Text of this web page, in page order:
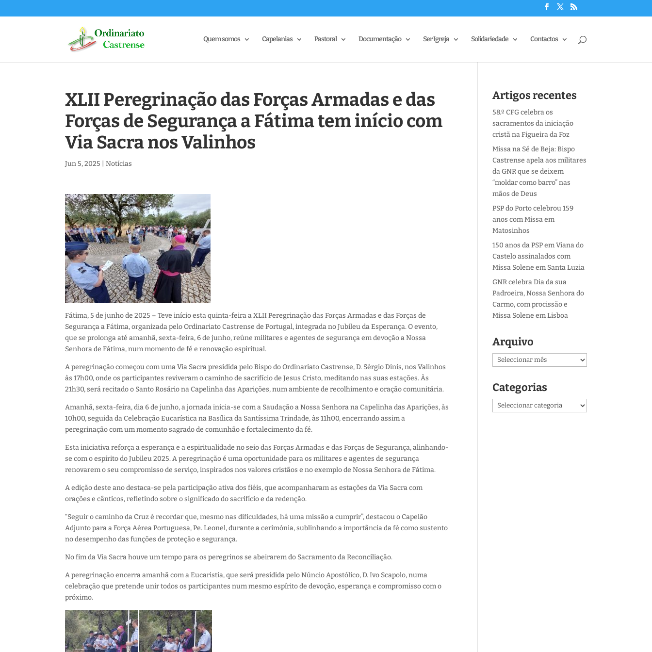
Quem somos Capelanias Pastoral Documentação Ser Igreja Solidariedade Contactos
XLII Peregrinação das Forças Armadas e das
Forças de Segurança a Fátima tem início com
Via Sacra nos Valinhos
Jun 5, 2025 |Notícias
Fátima, 5 de junho de 2025 – Teve início esta quinta-feira a XLII Peregrinação das Forças Armadas e das Forças de
Segurança a Fátima, organizada pelo Ordinariato Castrense de Portugal, integrada no Jubileu da Esperança. O evento,
que se prolonga até amanhã, sexta-feira, 6 de junho, reúne militares e agentes de segurança em devoção a Nossa
Senhora de Fátima, num momento de fé e renovação espiritual.
A peregrinação começou com uma Via Sacra presidida pelo Bispo do Ordinariato Castrense, D. Sérgio Dinis, nos Valinhos
às 17h00, onde os participantes reviveram o caminho de sacrifício de Jesus Cristo, meditando nas suas estações. Às
21h30, será recitado o Santo Rosário na Capelinha das Aparições, num ambiente de recolhimento e oração comunitária.
Amanhã, sexta-feira, dia 6 de junho, a jornada inicia-se com a Saudação a Nossa Senhora na Capelinha das Aparições, às
10h00, seguida da Celebração Eucarística na Basílica da Santíssima Trindade, às 11h00, encerrando assim a
peregrinação com um momento sagrado de comunhão e fortalecimento da fé.
Esta iniciativa reforça a esperança e a espiritualidade no seio das Forças Armadas e das Forças de Segurança, alinhando-
se com o espírito do Jubileu 2025. A peregrinação é uma oportunidade para os militares e agentes de segurança
renovarem o seu compromisso de serviço, inspirados nos valores cristãos e no exemplo de Nossa Senhora de Fátima.
A edição deste ano destaca-se pela participação ativa dos fiéis, que acompanharam as estações da Via Sacra com
orações e cânticos, refletindo sobre o significado do sacrifício e da redenção.
“Seguir o caminho da Cruz é recordar que, mesmo nas dificuldades, há uma missão a cumprir”, destacou o Capelão
Adjunto para a Força Aérea Portuguesa, Pe. Leonel, durante a cerimónia, sublinhando a importância da fé como sustento
no desempenho das funções de proteção e segurança.
No fim da Via Sacra houve um tempo para os peregrinos se abeirarem do Sacramento da Reconciliação.
A peregrinação encerra amanhã com a Eucaristia, que será presidida pelo Núncio Apostólico, D. Ivo Scapolo, numa
celebração que pretende unir todos os participantes num mesmo espírito de devoção, esperança e compromisso com o
próximo.
Artigos recentes
58.º CFG celebra os
sacramentos da iniciação
cristã na Figueira da Foz
Missa na Sé de Beja: Bispo
Castrense apela aos militares
da GNR que se deixem
“moldar como barro” nas
mãos de Deus
PSP do Porto celebrou 159
anos com Missa em
Matosinhos
150 anos da PSP em Viana do
Castelo assinalados com
Missa Solene em Santa Luzia
GNR celebra Dia da sua
Padroeira, Nossa Senhora do
Carmo, com procissão e
Missa Solene em Lisboa
Arquivo
Arquivo
Categorias
Categorias